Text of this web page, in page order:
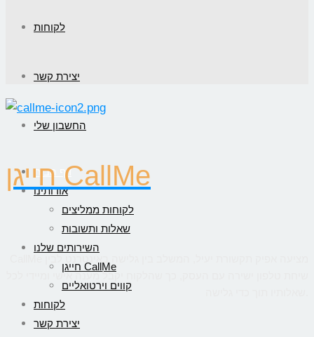
לקוחות
יצירת קשר
החשבון שלי
דף הבית
אודותינו
לקוחות ממליצים
שאלות ותשובות
השירותים שלנו
חייגן CallMe
קווים וירטואליים
לקוחות
יצירת קשר
חייגן CallMe
שיחת טלפון ישירה עם העסק, כך שהלקוח יקבל מענה אישי ומיידי לכל